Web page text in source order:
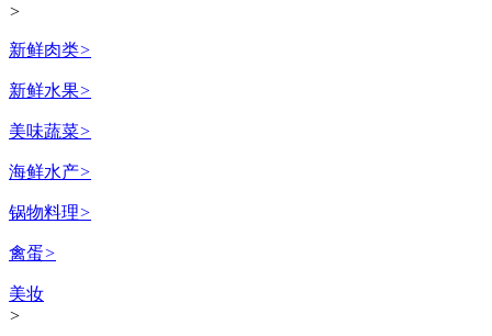
>
新鲜肉类>
新鲜水果>
美味蔬菜>
海鲜水产>
锅物料理>
禽蛋>
美妆
>